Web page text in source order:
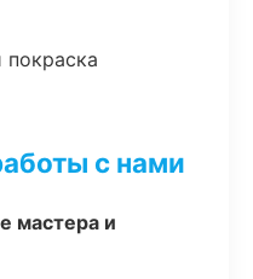
с нами
мастера и